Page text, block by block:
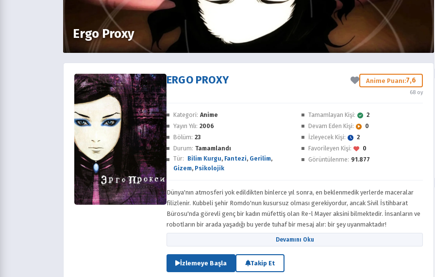
Ergo Proxy
ERGO PROXY Anime Puanı:7,6
68 oy
Kategori: Anime
Yayın Yılı: 2006
Bölüm: 23
Durum: Tamamlandı
Tür: Bilim Kurgu, Fantezi, Gerilim,
Gizem, Psikolojik
Tamamlayan Kişi:
2
Devam Eden Kişi:
0
İzleyecek Kişi:
2
Favorileyen Kişi:
0
Görüntülenme: 91.877
Dünya'nın atmosferi yok edildikten binlerce yıl sonra, en beklenmedik yerlerde maceralar
filizlenir. Kubbeli şehir Romdo'nun kusursuz olması gerekiyordur, ancak Sivil İstihbarat
Bürosu'nda görevli genç bir kadın müfettiş olan Re-l Mayer aksini bilmektedir. İnsanların ve
robotların bir arada yaşadığı bu yerde tuhaf bir mesaj alır: bir şey uyanmaktadır!
Devamını Oku
İzlemeye Başla Takip Et